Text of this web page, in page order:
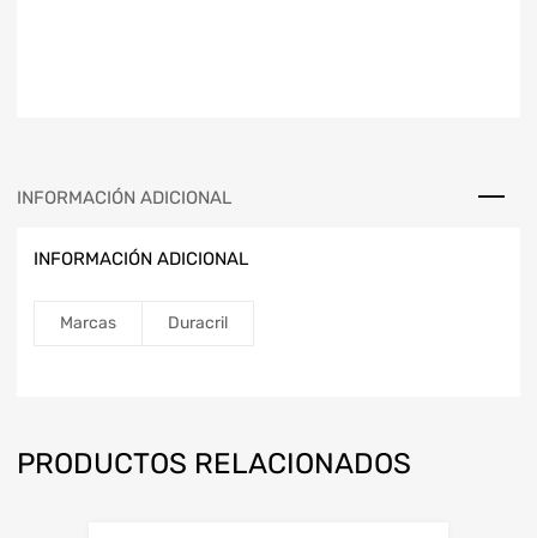
INFORMACIÓN ADICIONAL
INFORMACIÓN ADICIONAL
Marcas Duracril
PRODUCTOS RELACIONADOS